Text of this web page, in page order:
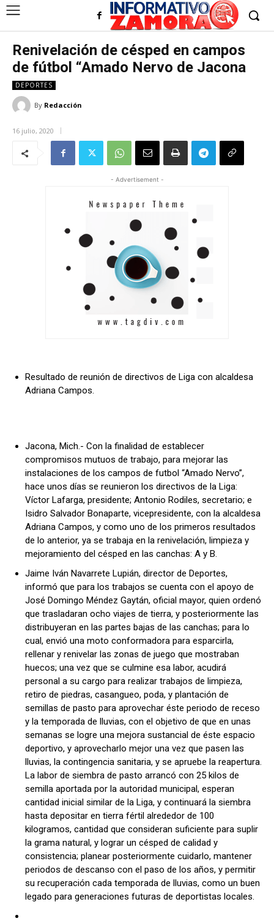
Renivelación de césped en campos
de fútbol “Amado Nervo de Jacona
DEPORTES
By Redacción
16 julio, 2020
- Advertisement -
Resultado de reunión de directivos de Liga con alcaldesa
Adriana Campos.
Jacona, Mich.- Con la finalidad de establecer
compromisos mutuos de trabajo, para mejorar las
instalaciones de los campos de futbol “Amado Nervo”,
hace unos días se reunieron los directivos de la Liga:
Víctor Lafarga, presidente; Antonio Rodiles, secretario; e
Isidro Salvador Bonaparte, vicepresidente, con la alcaldesa
Adriana Campos, y como uno de los primeros resultados
de lo anterior, ya se trabaja en la renivelación, limpieza y
mejoramiento del césped en las canchas: A y B.
Jaime Iván Navarrete Lupián, director de Deportes,
informó que para los trabajos se cuenta con el apoyo de
José Domingo Méndez Gaytán, oficial mayor, quien ordenó
que trasladaran ocho viajes de tierra, y posteriormente las
distribuyeran en las partes bajas de las canchas; para lo
cual, envió una moto conformadora para esparcirla,
rellenar y renivelar las zonas de juego que mostraban
huecos; una vez que se culmine esa labor, acudirá
personal a su cargo para realizar trabajos de limpieza,
retiro de piedras, casangueo, poda, y plantación de
semillas de pasto para aprovechar éste periodo de receso
y la temporada de lluvias, con el objetivo de que en unas
semanas se logre una mejora sustancial de éste espacio
deportivo, y aprovecharlo mejor una vez que pasen las
lluvias, la contingencia sanitaria, y se apruebe la reapertura.
La labor de siembra de pasto arrancó con 25 kilos de
semilla aportada por la autoridad municipal, esperan
cantidad inicial similar de la Liga, y continuará la siembra
hasta depositar en tierra fértil alrededor de 100
kilogramos, cantidad que consideran suficiente para suplir
la grama natural, y lograr un césped de calidad y
consistencia; planear posteriormente cuidarlo, mantener
periodos de descanso con el paso de los años, y permitir
su recuperación cada temporada de lluvias, como un buen
legado para generaciones futuras de deportistas locales.